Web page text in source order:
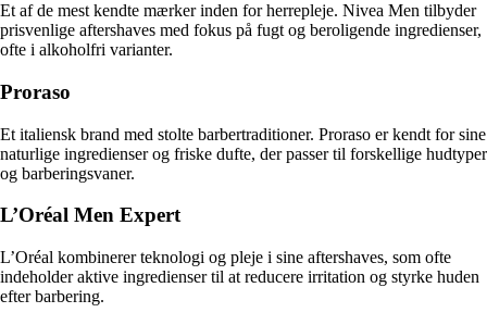
Et af de mest kendte mærker inden for herrepleje. Nivea Men tilbyder
prisvenlige aftershaves med fokus på fugt og beroligende ingredienser,
ofte i alkoholfri varianter.
Proraso
Et italiensk brand med stolte barbertraditioner. Proraso er kendt for sine
naturlige ingredienser og friske dufte, der passer til forskellige hudtyper
og barberingsvaner.
L’Oréal Men Expert
L’Oréal kombinerer teknologi og pleje i sine aftershaves, som ofte
indeholder aktive ingredienser til at reducere irritation og styrke huden
efter barbering.